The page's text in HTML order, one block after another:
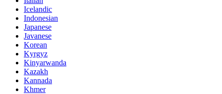
Icelandic
Indonesian
Japanese
Javanese
Korean
Kyrgyz
Kinyarwanda
Kazakh
Kannada
Khmer